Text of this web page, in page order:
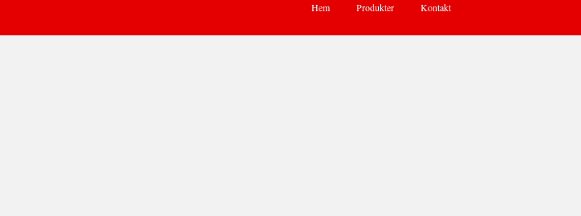
Hem Produkter Kontakt